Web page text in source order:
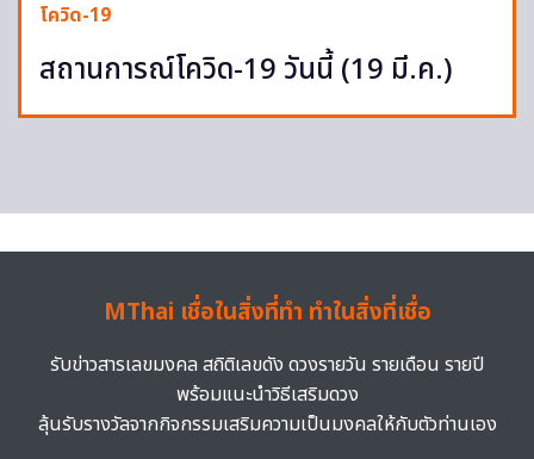
โควิด-19
สถานการณ์โควิด-19 วันนี้ (19 มี.ค.)
MThai เชื่อในสิ่งที่ทำ ทำในสิ่งที่เชื่อ
รับข่าวสารเลขมงคล สถิติเลขดัง ดวงรายวัน รายเดือน รายปี
พร้อมแนะนำวิธีเสริมดวง
ลุ้นรับรางวัลจากกิจกรรมเสริมความเป็นมงคลให้กับตัวท่านเอง